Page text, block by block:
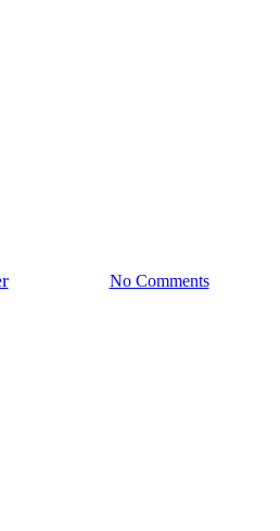
18. März 2024 No Comments